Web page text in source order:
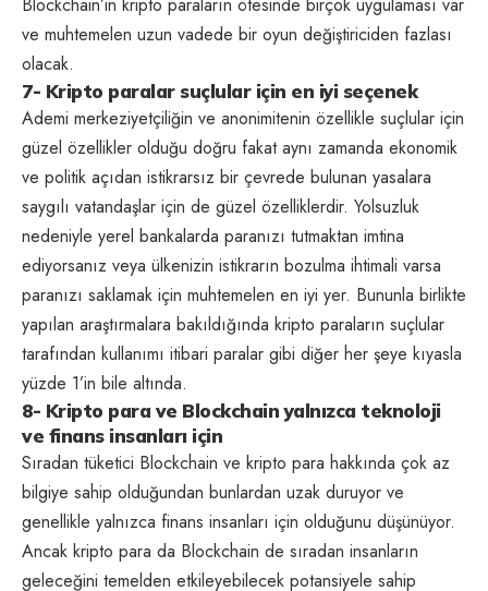
ve muhtemelen uzun vadede bir oyun değiştiriciden fazlası
olacak.
7- Kripto paralar suçlular için en iyi seçenek
Ademi merkeziyetçiliğin ve anonimitenin özellikle suçlular için
güzel özellikler olduğu doğru fakat aynı zamanda ekonomik
ve politik açıdan istikrarsız bir çevrede bulunan yasalara
saygılı vatandaşlar için de güzel özelliklerdir. Yolsuzluk
nedeniyle yerel bankalarda paranızı tutmaktan imtina
ediyorsanız veya ülkenizin istikrarın bozulma ihtimali varsa
paranızı saklamak için muhtemelen en iyi yer. Bununla birlikte
yapılan araştırmalara bakıldığında kripto paraların suçlular
tarafından kullanımı itibari paralar gibi diğer her şeye kıyasla
yüzde 1’in bile altında.
8- Kripto para ve Blockchain yalnızca teknoloji
ve finans insanları için
Sıradan tüketici Blockchain ve kripto para hakkında çok az
bilgiye sahip olduğundan bunlardan uzak duruyor ve
genellikle yalnızca finans insanları için olduğunu düşünüyor.
Ancak kripto para da Blockchain de sıradan insanların
geleceğini temelden etkileyebilecek potansiyele sahip